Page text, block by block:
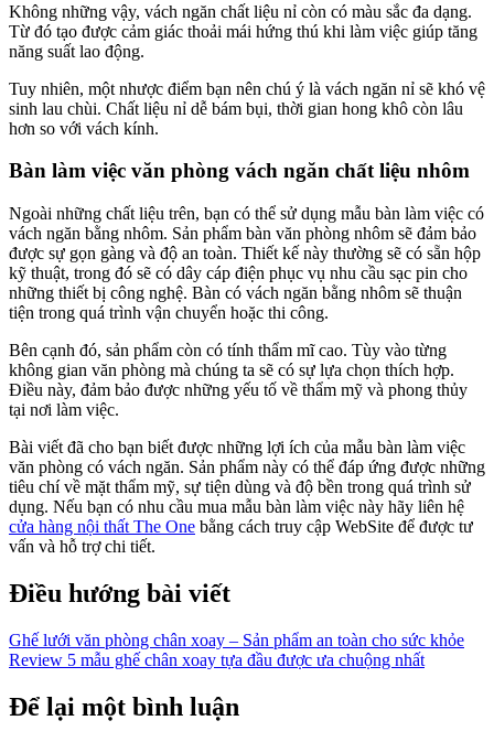
Không những vậy, vách ngăn chất liệu nỉ còn có màu sắc đa dạng.
Từ đó tạo được cảm giác thoải mái hứng thú khi làm việc giúp tăng
năng suất lao động.
Tuy nhiên, một nhược điểm bạn nên chú ý là vách ngăn nỉ sẽ khó vệ
sinh lau chùi. Chất liệu nỉ dễ bám bụi, thời gian hong khô còn lâu
hơn so với vách kính.
Bàn làm việc văn phòng vách ngăn chất liệu nhôm
Ngoài những chất liệu trên, bạn có thể sử dụng mẫu bàn làm việc có
vách ngăn bằng nhôm. Sản phẩm bàn văn phòng nhôm sẽ đảm bảo
được sự gọn gàng và độ an toàn. Thiết kế này thường sẽ có sẵn hộp
kỹ thuật, trong đó sẽ có dây cáp điện phục vụ nhu cầu sạc pin cho
những thiết bị công nghệ. Bàn có vách ngăn bằng nhôm sẽ thuận
tiện trong quá trình vận chuyển hoặc thi công.
Bên cạnh đó, sản phẩm còn có tính thẩm mĩ cao. Tùy vào từng
không gian văn phòng mà chúng ta sẽ có sự lựa chọn thích hợp.
Điều này, đảm bảo được những yếu tố về thẩm mỹ và phong thủy
tại nơi làm việc.
Bài viết đã cho bạn biết được những lợi ích của mẫu bàn làm việc
văn phòng có vách ngăn. Sản phẩm này có thể đáp ứng được những
tiêu chí về mặt thẩm mỹ, sự tiện dùng và độ bền trong quá trình sử
dụng. Nếu bạn có nhu cầu mua mẫu bàn làm việc này hãy liên hệ
cửa hàng nội thất The One bằng cách truy cập WebSite để được tư
vấn và hỗ trợ chi tiết.
Điều hướng bài viết
Ghế lưới văn phòng chân xoay – Sản phẩm an toàn cho sức khỏe
Review 5 mẫu ghế chân xoay tựa đầu được ưa chuộng nhất
Để lại một bình luận